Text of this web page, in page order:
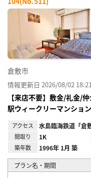
倉敷市
情報更新日 2026/08/02 18:21
【来店不要】敷金/礼金/
駅ウィークリーマンショ
アクセス 水島臨海鉄道「倉
間取り 1K
築年数 1996年 1月 築
プラン名・期間